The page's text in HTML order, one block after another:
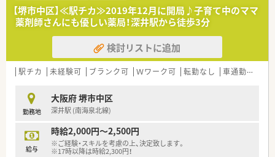
【堺市中区】≪駅チカ≫2019年12月に開局♪子育て中のママ
薬剤師さんにも優しい薬局！深井駅から徒歩3分
検討リストに追加
駅チカ 未経験可 ブランク可 Ｗワーク可 転勤なし 車通勤可
勤務地
大阪府 堺市中区
深井駅 (南海泉北線)
給与
時給2,000円～2,500円
※ご経験・スキルを考慮の上、決定致します。
※17時以降は時給2,300円！